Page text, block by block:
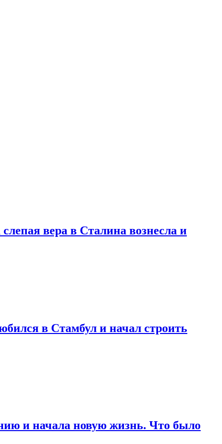
вера в Сталина вознесла и
в Стамбул и начал строить
и начала новую жизнь. Что было